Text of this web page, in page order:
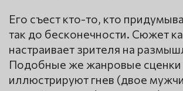
Его съест кто-то, кто
так до бесконечности. Сюжет
настраивает зрителя на
Подобные же жанровые сценки
иллюстрируют гнев (двое